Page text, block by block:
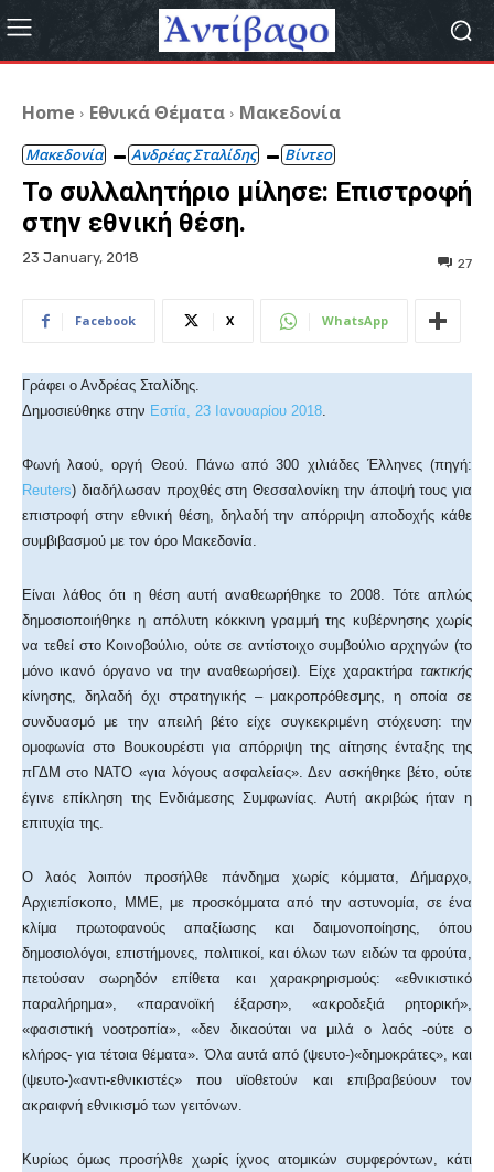
Home Εθνικά Θέματα Μακεδονία
Μακεδονία Ανδρέας Σταλίδης Βίντεο
Το συλλαλητήριο μίλησε: Επιστροφή
στην εθνική θέση.
23 January, 2018 27
Facebook X WhatsApp
Γράφει ο Ανδρέας Σταλίδης.
Δημοσιεύθηκε στην Εστία, 23 Ιανουαρίου 2018.
Φωνή λαού, οργή Θεού. Πάνω από 300 χιλιάδες Έλληνες (πηγή:
Reuters) διαδήλωσαν προχθές στη Θεσσαλονίκη την άποψή τους για
επιστροφή στην εθνική θέση, δηλαδή την απόρριψη αποδοχής κάθε
συμβιβασμού με τον όρο Μακεδονία.
Είναι λάθος ότι η θέση αυτή αναθεωρήθηκε το 2008. Τότε απλώς
δημοσιοποιήθηκε η απόλυτη κόκκινη γραμμή της κυβέρνησης χωρίς
να τεθεί στο Κοινοβούλιο, ούτε σε αντίστοιχο συμβούλιο αρχηγών (το
μόνο ικανό όργανο να την αναθεωρήσει). Είχε χαρακτήρα τακτικής
κίνησης, δηλαδή όχι στρατηγικής – μακροπρόθεσμης, η οποία σε
συνδυασμό με την απειλή βέτο είχε συγκεκριμένη στόχευση: την
ομοφωνία στο Βουκουρέστι για απόρριψη της αίτησης ένταξης της
πΓΔΜ στο ΝΑΤΟ «για λόγους ασφαλείας». Δεν ασκήθηκε βέτο, ούτε
έγινε επίκληση της Ενδιάμεσης Συμφωνίας. Αυτή ακριβώς ήταν η
επιτυχία της.
Ο λαός λοιπόν προσήλθε πάνδημα χωρίς κόμματα, Δήμαρχο,
Αρχιεπίσκοπο, ΜΜΕ, με προσκόμματα από την αστυνομία, σε ένα
κλίμα πρωτοφανούς απαξίωσης και δαιμονοποίησης, όπου
δημοσιολόγοι, επιστήμονες, πολιτικοί, και όλων των ειδών τα φρούτα,
πετούσαν σωρηδόν επίθετα και χαρακρηρισμούς: «εθνικιστικό
παραλήρημα», «παρανοϊκή έξαρση», «ακροδεξιά ρητορική»,
«φασιστική νοοτροπία», «δεν δικαούται να μιλά ο λαός -ούτε ο
κλήρος- για τέτοια θέματα». Όλα αυτά από (ψευτο-)«δημοκράτες», και
(ψευτο-)«αντι-εθνικιστές» που υϊοθετούν και επιβραβεύουν τον
ακραιφνή εθνικισμό των γειτόνων.
Κυρίως όμως προσήλθε χωρίς ίχνος ατομικών συμφερόντων, κάτι